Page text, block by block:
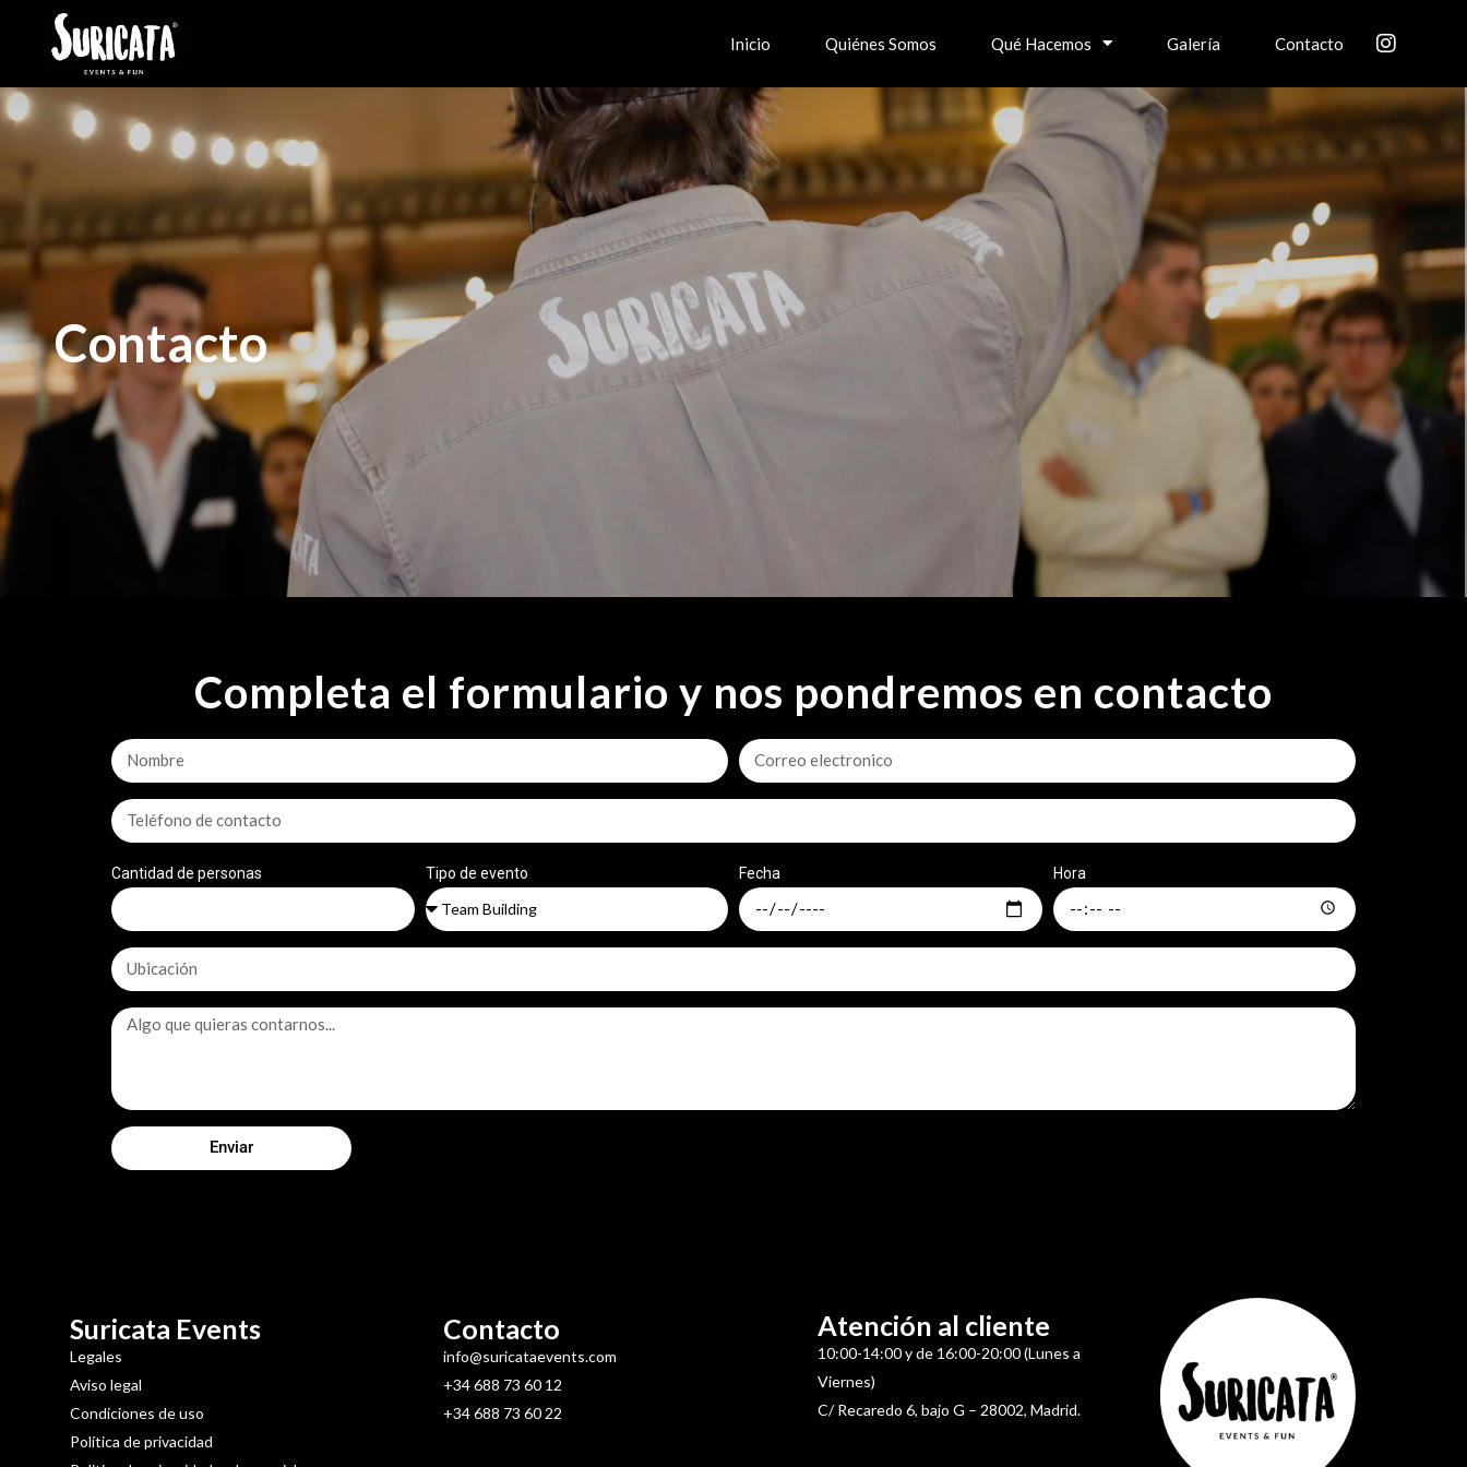
Inicio Quiénes Somos Qué Hacemos Galería Contacto
Contacto
Completa el formulario y nos pondremos en contacto
Cantidad de personas Tipo de evento Fecha Hora
Enviar
Suricata Events
Legales
Aviso legal
Condiciones de uso
Política de privacidad
Contacto
info@suricataevents.com
+34 688 73 60 12
+34 688 73 60 22
Atención al cliente
10:00-14:00 y de 16:00-20:00 (Lunes a
Viernes)
C/ Recaredo 6, bajo G – 28002, Madrid.